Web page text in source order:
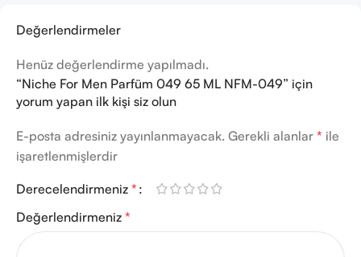
Değerlendirmeler
Henüz değerlendirme yapılmadı.
“Niche For Men Parfüm 049 65 ML NFM-049” için
yorum yapan ilk kişi siz olun
E-posta adresiniz yayınlanmayacak. Gerekli alanlar * ile
işaretlenmişlerdir
Derecelendirmeniz *
Değerlendirmeniz *